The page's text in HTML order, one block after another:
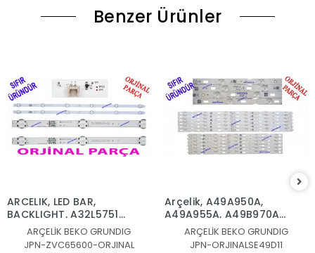
Benzer Ürünler
ARCELIK, LED BAR,
BACKLIGHT, A32L5751D,
32L6760, 32LE6730BP,
32LE6525B,
ARÇELİK BEKO GRUNDIG
JPN-ZVC65600-ORJINAL
Arçelik, A49A950A,
A49A955A, A49B970A
LED BAR, Beko,
B49B970A, B49A955A,
ARÇELİK BEKO GRUNDIG
JPN-ORJINALSE49D11